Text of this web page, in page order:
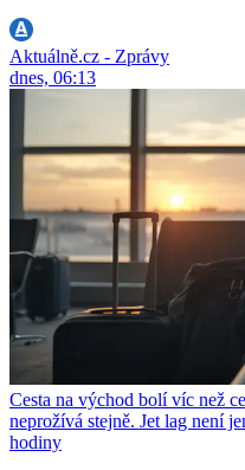
Aktuálně.cz - Zprávy
dnes, 06:13
Cesta na východ bolí víc než
neprožívá stejně. Jet lag není
hodiny